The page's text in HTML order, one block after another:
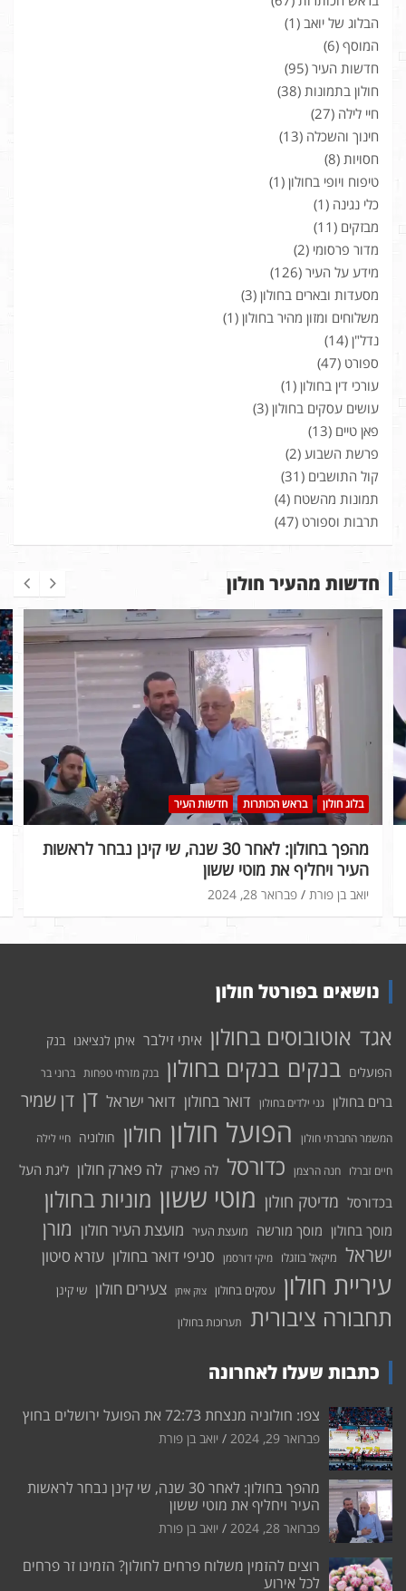
הבלוג של יואב (1)
המוסף (6)
חדשות העיר (95)
חולון בתמונות (38)
חיי לילה (27)
חינוך והשכלה (13)
חסויות (8)
טיפוח ויופי בחולון (1)
כלי נגינה (1)
מבזקים (11)
מדור פרסומי (2)
מידע על העיר (126)
מסעדות ובארים בחולון (3)
משלוחים ומזון מהיר בחולון (1)
נדל"ן (14)
ספורט (47)
עורכי דין בחולון (1)
עושים עסקים בחולון (3)
פאן טיים (13)
פרשת השבוע (2)
קול התושבים (31)
תמונות מהשטח (4)
תרבות וספורט (47)
חדשות מהעיר חולון
בלוג חולון בראש הכותרות חדשות העיר
מהפך בחולון: לאחר 30 שנה, שי קינן נבחר לראשות
העיר ויחליף את מוטי ששון
פברואר 28, 2024 יואב בן פורת
נושאים בפורטל חולון
אגד אוטובוסים בחולון איתי זילבר איתן לנציאנו בנק
הפועלים בנקים בנקים בחולון בנק מזרחי טפחות ברוני בר
ברים בחולון גני ילדים בחולון דואר בחולון דואר ישראל דן דן שמיר
המשמר החברתי חולון הפועל חולון חולון חולוניה חיי לילה
חיים זברלו חנה הרצמן כדורסל לה פארק לה פארק חולון ליגת העל
בכדורסל מדיטק חולון מוטי ששון מוניות בחולון
מוסך בחולון מוסך מורשה מועצת העיר מועצת העיר חולון מורן
ישראל מיקאל בוזגלו מיקי דורסמן סניפי דואר בחולון עזרא סיטון
עיריית חולון עסקים בחולון צוק איתן צעירים חולון שי קינן
תחבורה ציבורית תערוכות בחולון
כתבות שעלו לאחרונה
צפו: חולוניה מנצחת 72:73 את הפועל ירושלים בחוץ
פברואר 29, 2024 יואב בן פורת
מהפך בחולון: לאחר 30 שנה, שי קינן נבחר לראשות
העיר ויחליף את מוטי ששון
פברואר 28, 2024 יואב בן פורת
רוצים להזמין משלוח פרחים לחולון? הזמינו זר פרחים
לכל אירוע